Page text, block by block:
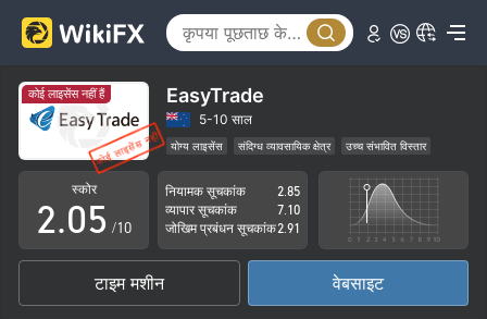
कोई लाइसेंस नहीं हैं EasyTrade
5-10 साल
योग्य लाइसेंस संदिग्ध व्यावसायिक क्षेत्र उच्च संभावित विस्तार
स्कोर
0
1
2
3
4
.0
1
2
1
2
3
4
5
6
7
/10
नियामक सूचकांक
2.85
व्यापार सूचकांक
7.10
जोखिम प्रबंधन सूचकांक2.91
टाइम मशीन वेबसाइट